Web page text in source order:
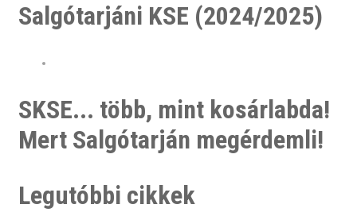
Salgótarjáni KSE (2024/2025)
SKSE... több, mint kosárlabda!
Mert Salgótarján megérdemli!
Legutóbbi cikkek